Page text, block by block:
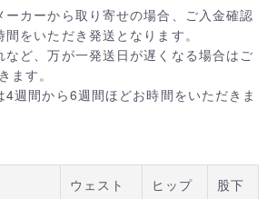
カーから取り寄せの場合、ご入金確認
をいただき発送となります。
ど、万が一発送日が遅くなる場合はご
ます。
週間から6週間ほどお時間をいただきま
ウェスト
ヒップ 股下